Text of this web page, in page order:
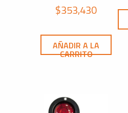
$353,430
AÑADIR A LA
CARRITO